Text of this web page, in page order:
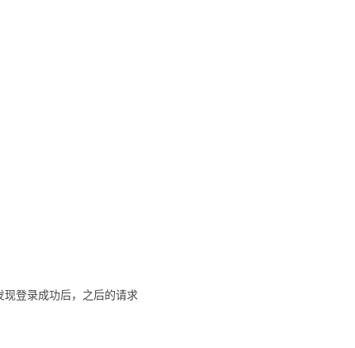
登录成功后，之后的请求